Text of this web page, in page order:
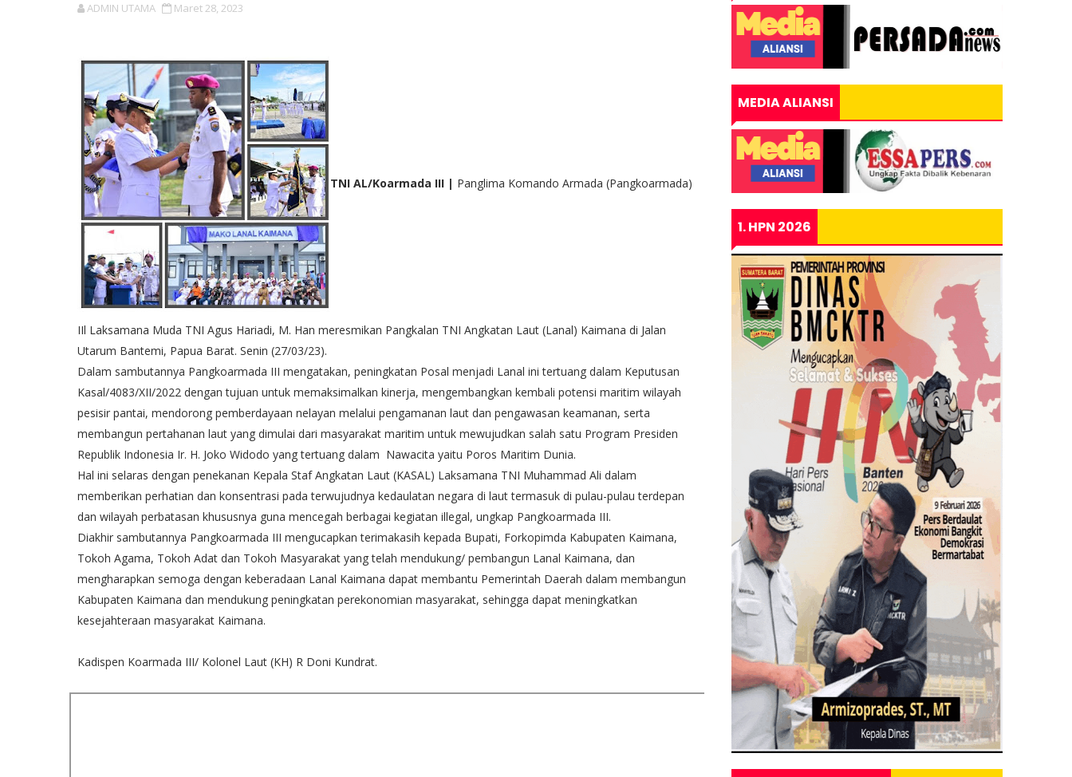
ADMIN UTAMA Maret 28, 2023
TNI AL/Koarmada III | Panglima Komando Armada (Pangkoarmada)
IIl Laksamana Muda TNI Agus Hariadi, M. Han meresmikan Pangkalan TNI Angkatan Laut (Lanal) Kaimana di Jalan
Utarum Bantemi, Papua Barat. Senin (27/03/23).
Dalam sambutannya Pangkoarmada III mengatakan, peningkatan Posal menjadi Lanal ini tertuang dalam Keputusan
Kasal/4083/XII/2022 dengan tujuan untuk memaksimalkan kinerja, mengembangkan kembali potensi maritim wilayah
pesisir pantai, mendorong pemberdayaan nelayan melalui pengamanan laut dan pengawasan keamanan, serta
membangun pertahanan laut yang dimulai dari masyarakat maritim untuk mewujudkan salah satu Program Presiden
Republik Indonesia Ir. H. Joko Widodo yang tertuang dalam Nawacita yaitu Poros Maritim Dunia.
Hal ini selaras dengan penekanan Kepala Staf Angkatan Laut (KASAL) Laksamana TNI Muhammad Ali dalam
memberikan perhatian dan konsentrasi pada terwujudnya kedaulatan negara di laut termasuk di pulau-pulau terdepan
dan wilayah perbatasan khususnya guna mencegah berbagai kegiatan illegal, ungkap Pangkoarmada III.
Diakhir sambutannya Pangkoarmada III mengucapkan terimakasih kepada Bupati, Forkopimda Kabupaten Kaimana,
Tokoh Agama, Tokoh Adat dan Tokoh Masyarakat yang telah mendukung/ pembangun Lanal Kaimana, dan
mengharapkan semoga dengan keberadaan Lanal Kaimana dapat membantu Pemerintah Daerah dalam membangun
Kabupaten Kaimana dan mendukung peningkatan perekonomian masyarakat, sehingga dapat meningkatkan
kesejahteraan masyarakat Kaimana.
Kadispen Koarmada III/ Kolonel Laut (KH) R Doni Kundrat.
MEDIA ALIANSI
1. HPN 2026